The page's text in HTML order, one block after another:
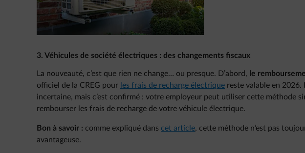
3. Véhicules de société électriques : des changements fiscaux
La nouveauté, c’est que rien ne change… ou presque. D’abord, le
officiel de la CREG pour les frais de recharge électrique reste valable en 2026.
incertaine, mais c’est confirmé : votre employeur peut utiliser cette méthode
rembourser les frais de recharge de votre véhicule électrique.
Bon à savoir : comme expliqué dans cet article, cette méthode n’est pas
avantageuse.